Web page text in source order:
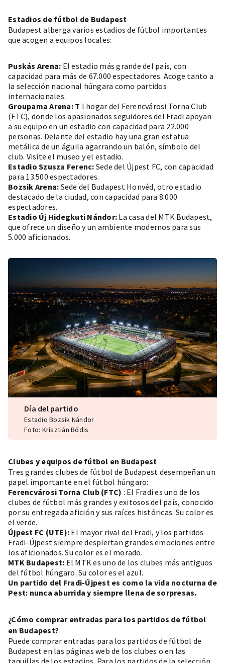
Estadios de fútbol de Budapest
Budapest alberga varios estadios de fútbol importantes
que acogen a equipos locales:
Puskás Arena: El estadio más grande del país, con
capacidad para más de 67.000 espectadores. Acoge tanto a
la selección nacional húngara como partidos
internacionales.
Groupama Arena: T l hogar del Ferencvárosi Torna Club
(FTC), donde los apasionados seguidores del Fradi apoyan
a su equipo en un estadio con capacidad para 22.000
personas. Delante del estadio hay una gran estatua
metálica de un águila agarrando un balón, símbolo del
club. Visite el museo y el estadio.
Estadio Szusza Ferenc: Sede del Újpest FC, con capacidad
para 13.500 espectadores.
Bozsik Arena: Sede del Budapest Honvéd, otro estadio
destacado de la ciudad, con capacidad para 8.000
espectadores.
Estadio Új Hidegkuti Nándor: La casa del MTK Budapest,
que ofrece un diseño y un ambiente modernos para sus
5.000 aficionados.
Día del partido
Estadio Bozsik Nándor
Foto: Krisztián Bódis
Clubes y equipos de fútbol en Budapest
Tres grandes clubes de fútbol de Budapest desempeñan un
papel importante en el fútbol húngaro:
Ferencvárosi Torna Club (FTC) : El Fradi es uno de los
clubes de fútbol más grandes y exitosos del país, conocido
por su entregada afición y sus raíces históricas. Su color es
el verde.
Újpest FC (UTE): El mayor rival del Fradi, y los partidos
Fradi-Újpest siempre despiertan grandes emociones entre
los aficionados. Su color es el morado.
MTK Budapest: El MTK es uno de los clubes más antiguos
del fútbol húngaro. Su color es el azul.
Un partido del Fradi-Újpest es como la vida nocturna de
Pest: nunca aburrida y siempre llena de sorpresas.
¿Cómo comprar entradas para los partidos de fútbol
en Budapest?
Puede comprar entradas para los partidos de fútbol de
Budapest en las páginas web de los clubes o en las